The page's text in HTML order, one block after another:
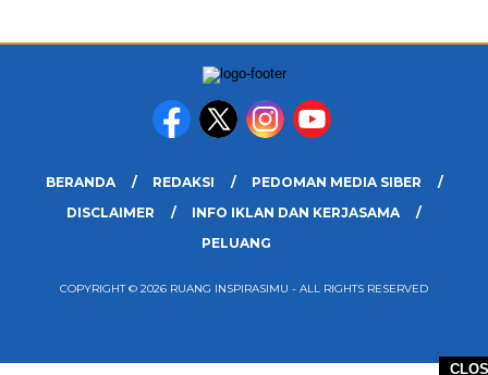
BERANDA REDAKSI
PEDOMAN MEDIA SIBER
DISCLAIMER
INFO IKLAN DAN KERJASAMA
PELUANG
COPYRIGHT © 2026 RUANG INSPIRASIMU - ALL RIGHTS RESERVED